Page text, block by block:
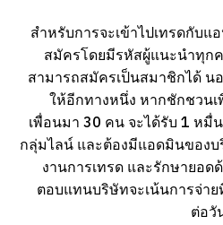
สำหรับการจะเข้าไปเทรดกับแ
สมัครโดยมีรหัสผู้แนะนำทุก
สามารถสมัครเป็นสมาชิกได้ น
ให้อีกทางหนึ่ง หากชักชวน
เพื่อนมา 30 คน จะได้รับ 1 หมื่
กลุ่มไลน์ และต้องมีแอดมินของบ
งานการเทรด และรักษายอด
ตอบแทนบริษัทจะเน้นการจ่า
ต่อวั